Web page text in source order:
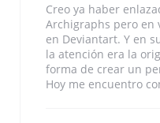
Creo ya haber
Archigraphs pero en
en Deviantart. Y en
la atención era la
forma de crear un
Hoy me encuentro